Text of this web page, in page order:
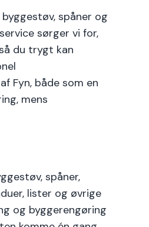
spåner og
sørger vi for,
du trygt kan
Fyn, både som en
mens
spåner,
lister og øvrige
og byggerengøring